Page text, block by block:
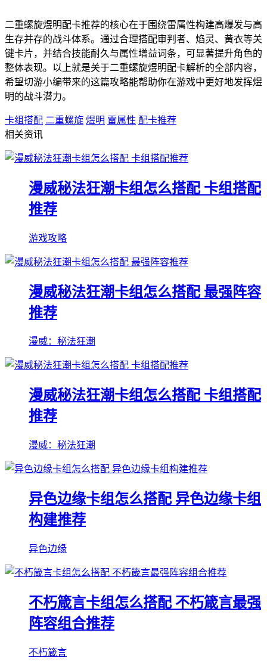
二重螺旋煜明配卡推荐的核心在于围绕雷属性构建高爆发与高
生存并存的战斗体系。通过合理搭配审判者、焰灵、黄衣等关
键卡片，并结合技能耐久与属性增益词条，可显著提升角色的
整体表现。以上就是关于二重螺旋煜明配卡解析的全部内容，
希望切游小编带来的这篇攻略能帮助你在游戏中更好地发挥煜
明的战斗潜力。
卡组搭配 二重螺旋 煜明 雷属性 配卡推荐
相关资讯
漫威秘法狂潮卡组怎么搭配 卡组搭配
推荐
游戏攻略
漫威秘法狂潮卡组怎么搭配 最强阵容
推荐
漫威：秘法狂潮
漫威秘法狂潮卡组怎么搭配 卡组搭配
推荐
漫威：秘法狂潮
异色边缘卡组怎么搭配 异色边缘卡组
构建推荐
异色边缘
不朽箴言卡组怎么搭配 不朽箴言最强
阵容组合推荐
不朽箴言